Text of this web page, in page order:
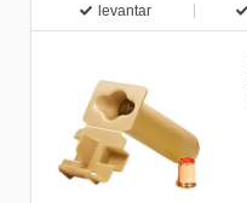
levantar